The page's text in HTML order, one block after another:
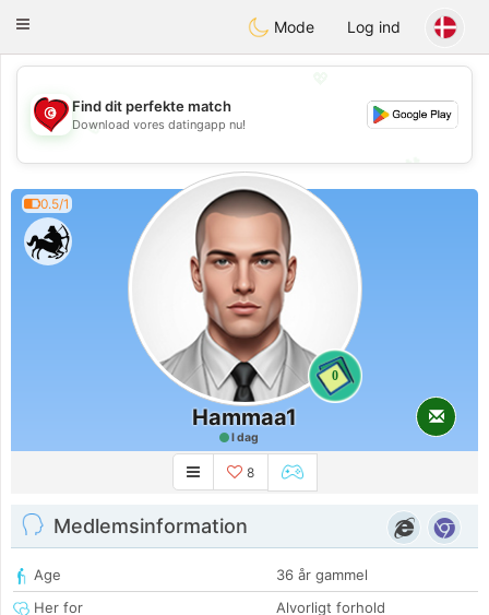
Tunisia Dating
Toggle
Mode Log ind
💖
💕
💕
Find dit perfekte match
Download vores datingapp nu!
0.5/1
0
Hammaa1
I dag
8
Medlemsinformation
Age
36 år gammel
Her for
Alvorligt forhold